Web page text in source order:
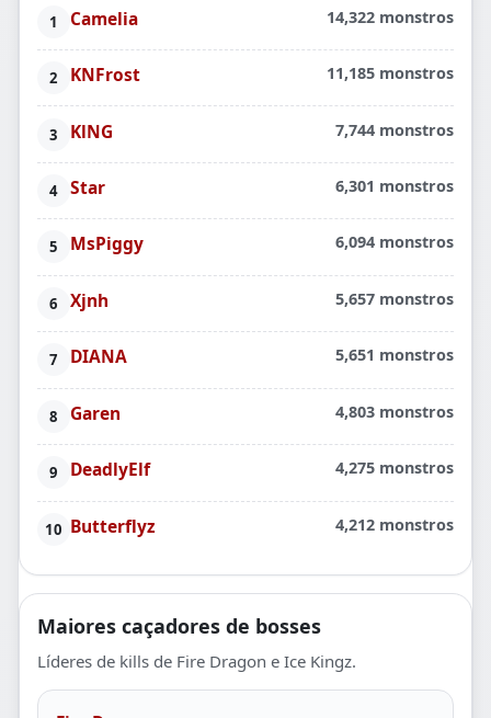
Camelia 14,322 monstros
KNFrost 11,185 monstros
KlNG 7,744 monstros
Star 6,301 monstros
MsPiggy 6,094 monstros
Xjnh 5,657 monstros
DIANA 5,651 monstros
Garen 4,803 monstros
DeadlyElf 4,275 monstros
Butterflyz 4,212 monstros
Maiores caçadores de bosses
Líderes de kills de Fire Dragon e Ice Kingz.